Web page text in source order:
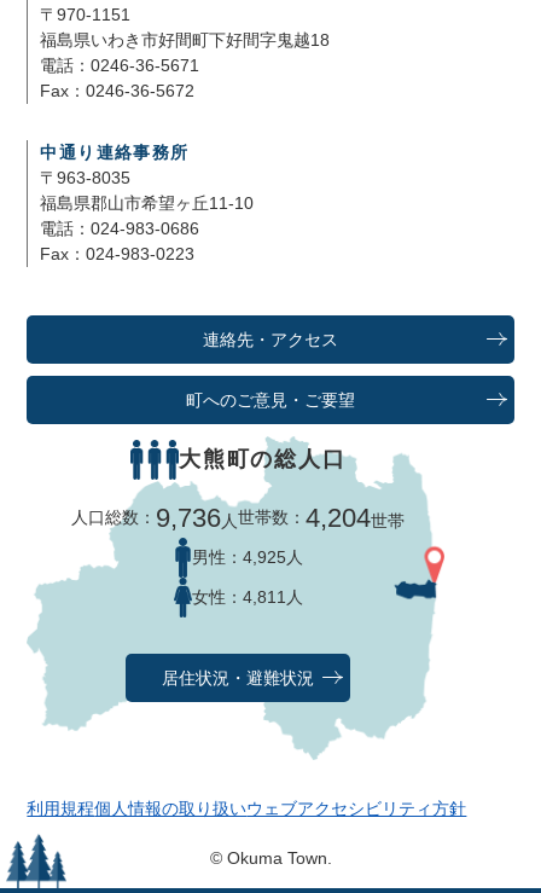
〒970-1151
福島県いわき市好間町下好間字鬼越18
電話：0246-36-5671
Fax：0246-36-5672
中通り連絡事務所
〒963-8035
福島県郡山市希望ヶ丘11-10
電話：024-983-0686
Fax：024-983-0223
連絡先・アクセス
町へのご意見・ご要望
大熊町の総人口
人口総数： 9,736人世帯数：4,204世帯
男性： 4,925人
女性： 4,811人
居住状況・避難状況
利用規程個人情報の取り扱いウェブアクセシビリティ方針
© Okuma Town.